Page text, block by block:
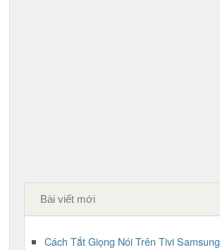
Bài viết mới
Cách Tắt Giọng Nói Trên Tivi Samsung